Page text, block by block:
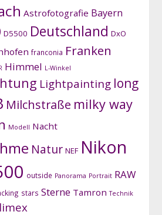
Astrofotografie Bayern
D5500 Deutschland DxO
franconia Franken
Himmel L-Winkel
Lightpainting long
Milchstraße milky way
Modell Nacht
Natur NEF Nikon
outside Panorama Portrait RAW
stars Sterne Tamron Technik